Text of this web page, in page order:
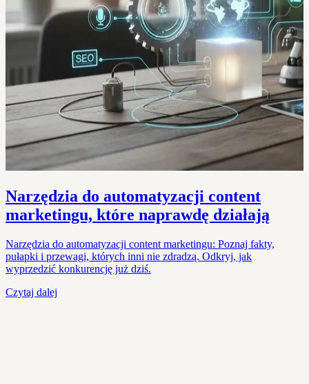
Narzędzia do automatyzacji content
marketingu, które naprawdę działają
Narzędzia do automatyzacji content marketingu: Poznaj fakty,
pułapki i przewagi, których inni nie zdradzą. Odkryj, jak
wyprzedzić konkurencję już dziś.
Czytaj dalej